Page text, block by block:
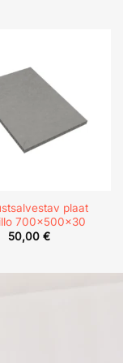
plaat
700x500x30
50,00 €